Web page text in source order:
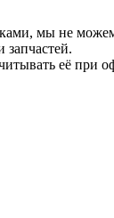
мы не
её при